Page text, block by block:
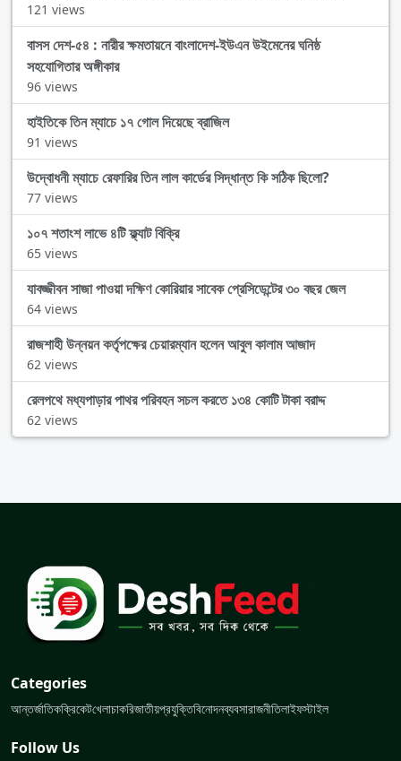
121 views
বাসস দেশ-৫৪ : নারীর ক্ষমতায়নে বাংলাদেশ-ইউএন উইমেনের ঘনিষ্ঠ
সহযোগিতার অঙ্গীকার
96 views
হাইতিকে তিন ম্যাচে ১৭ গোল দিয়েছে ব্রাজিল
91 views
উদ্বোধনী ম্যাচে রেফারির তিন লাল কার্ডের সিদ্ধান্ত কি সঠিক ছিলো?
77 views
১০৭ শতাংশ লাভে ৪টি ফ্ল্যাট বিক্রি
65 views
যাবজ্জীবন সাজা পাওয়া দক্ষিণ কোরিয়ার সাবেক প্রেসিডেন্টের ৩০ বছর জেল
64 views
রাজশাহী উন্নয়ন কর্তৃপক্ষের চেয়ারম্যান হলেন আবুল কালাম আজাদ
62 views
রেলপথে মধ্যপাড়ার পাথর পরিবহন সচল করতে ১৩৪ কোটি টাকা বরাদ্দ
62 views
Categories
আন্তর্জাতিকক্রিকেটখেলাচাকরিজাতীয়প্রযুক্তিবিনোদনব্যবসারাজনীতিলাইফস্টাইল
Follow Us